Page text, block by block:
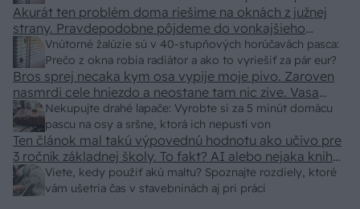
Vnútorné žalúzie sú v 40-stupňových horúčavách pasca:
Prečo z okna robia radiátor a ako to vyriešiť za pár eur?
Akurát ten problém doma riešime na oknách z južnej
strany. Pravdepodobne pôjdeme do vonkajšieho
tienenia na spôsob markízy 250x150cm. Čínsky
predajcovia idú okolo 100 eur kus.
Nekupujte drahé lapače: Vyrobte si za 5 minút domácu
pascu na osy a sršne, ktorá ich nepustí von
Bros sprej necaka kym osa vypije moje pivo. Zaroven
nasmrdi cele hniezdo a neostane tam nic zive. Vasa
pasca naucinke moc efektivne. Skor pritiahne slimaky
Viete, kedy použiť akú maltu? Spoznajte rozdiely, ktoré
vám ušetria čas v stavebninách aj pri práci
Ten článok mal takú výpovednú hodnotu ako učivo pre
3 ročník základnej školy. To fakt? AI alebo nejaka kniha
z VŠ? Dnešné rychlotvrdnuce malty - pevnosť 40 Mpa a
doba schnutia tak 15 minut , k tomu vodotesné s